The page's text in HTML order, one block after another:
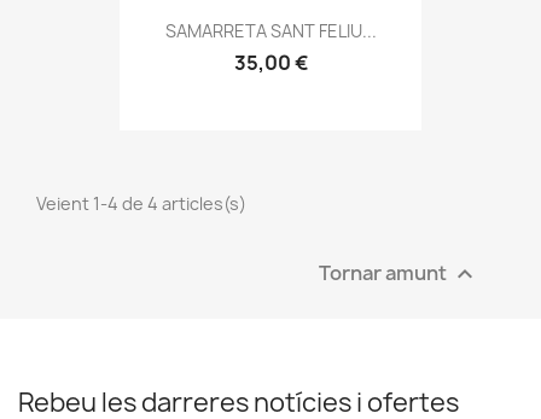
SAMARRETA SANT FELIU...
35,00 €
Veient 1-4 de 4 articles(s)
Tornar amunt 
Rebeu les darreres notícies i ofertes